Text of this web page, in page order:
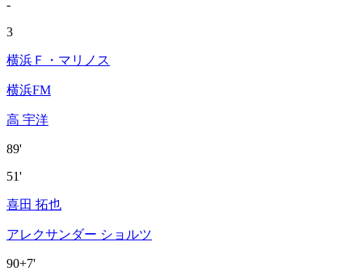
-
3
横浜Ｆ・マリノス
横浜FM
高 宇洋
89'
51'
喜田 拓也
アレクサンダー ショルツ
90+7'